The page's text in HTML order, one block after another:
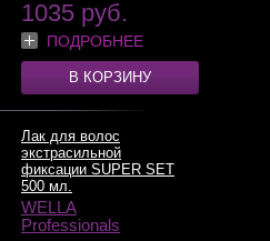
1035 руб.
ПОДРОБНЕЕ
В КОРЗИНУ
Лак для волос
экстрасильной
фиксации SUPER SET
500 мл.
WELLA
Professionals